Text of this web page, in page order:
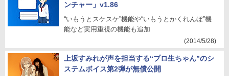
ンチャー」v1.86
“いもうとスケスケ”機能や“いもうとかくれんぼ”機
能など実用重視の機能も追加
(2014/5/28)
上坂すみれが声を担当する“プロ生ちゃん”のシ
ステムボイス第2弾が無償公開